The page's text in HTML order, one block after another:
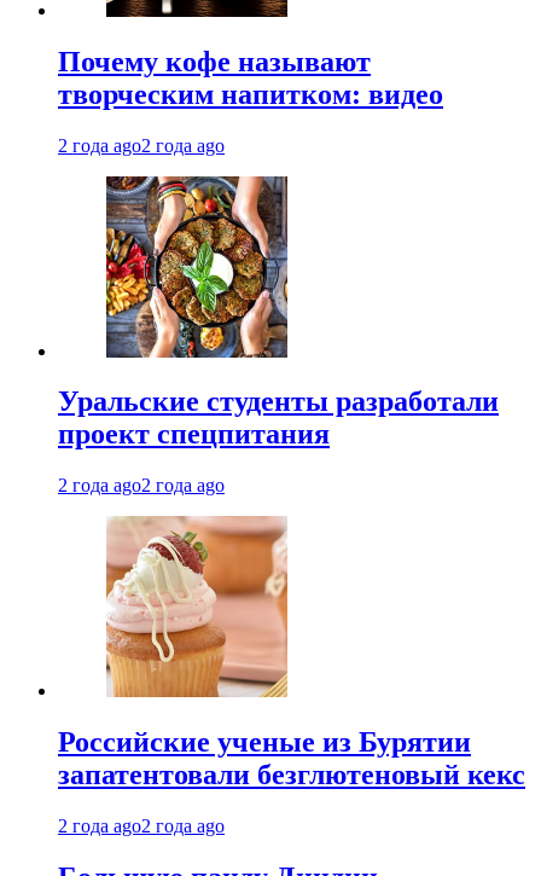
Почему кофе называют
творческим напитком: видео
2 года ago2 года ago
Уральские студенты разработали
проект спецпитания
2 года ago2 года ago
Российские ученые из Бурятии
запатентовали безглютеновый кекс
2 года ago2 года ago